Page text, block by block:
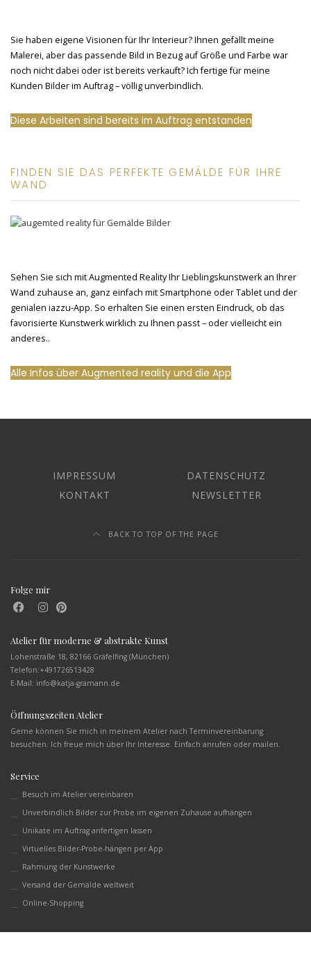
Sie haben eigene Visionen für Ihr Interieur? Ihnen gefällt meine
Malerei, aber das passende Bild in Bezug auf Größe und Farbe war
noch nicht dabei oder ist bereits verkauft? Ich fertige für meine
Kunden Bilder im Auftrag – völlig unverbindlich.
Diese Arbeiten sind bereits im Auftrag entstanden
FINDEN SIE DAS PERFEKTE GEMÄLDE FÜR IHRE
WAND
Sehen Sie sich mit Augmented Reality Ihr Lieblingskunstwerk an Ihrer
Wand zuhause an, ganz einfach mit Smartphone oder Tablet und der
genialen iazzu-App. So erhalten Sie einen ersten Eindruck, ob das
favorisierte Kunstwerk wirklich zu Ihnen passt – oder vielleicht ein
anderes..
Alle Infos über Augmented reality und die App
IMPRESSUM
DATENSCHUTZ
KONTAKT
NEWSLETTER
BACK TO TOP OF THE PAGE
Folge mir
Atelier für moderne & abstrakte Kunst
Lohenstraße 18, 82166 Gräfelfing (München)
Telefon:+491726513428
E-Mail: info@katja-gramann.de
Öffnungszeiten Atelier
Gerne können Sie mich in meinem Atelier nach Terminvereinbarung
besuchen. Ich freue mich über Ihr Interesse. Einfach anrufen oder mailen.
Service
Besuch im Atelier vereinbaren
Unverbindlich Bilder zur Probe im eigenen Zuhause aufhängen
Unikate im Auftrag anfertigen lassen
Virtuelles Bilder-Probe-hängen per App
Rahmung der Kunstwerke
Versand der Gemälde weltweit
Online-Shopping